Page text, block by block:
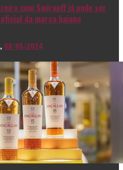
com Smirnoff já pode ser
da marca baiana
, 08/05/2024